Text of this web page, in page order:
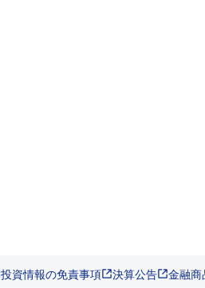
投資情報の免責事項 決算公告 金融